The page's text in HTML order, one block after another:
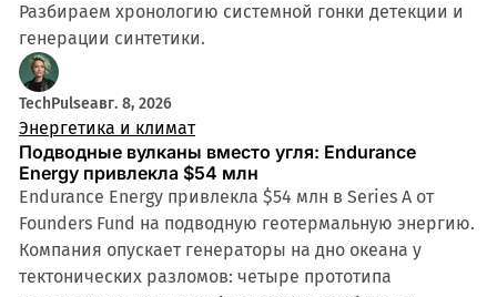
Разбираем хронологию системной гонки детекции и
генерации синтетики.
TechPulseавг. 8, 2026
Энергетика и климат
Подводные вулканы вместо угля: Endurance
Energy привлекла $54 млн
Endurance Energy привлекла $54 млн в Series A от
Founders Fund на подводную геотермальную энергию.
Компания опускает генераторы на дно океана у
тектонических разломов: четыре прототипа